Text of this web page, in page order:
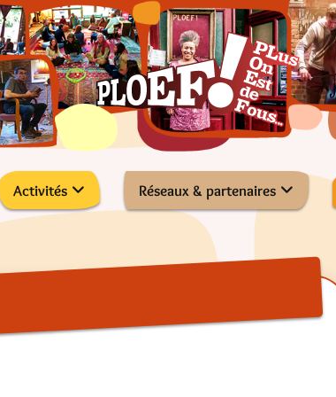
Activités Réseaux & partenaires